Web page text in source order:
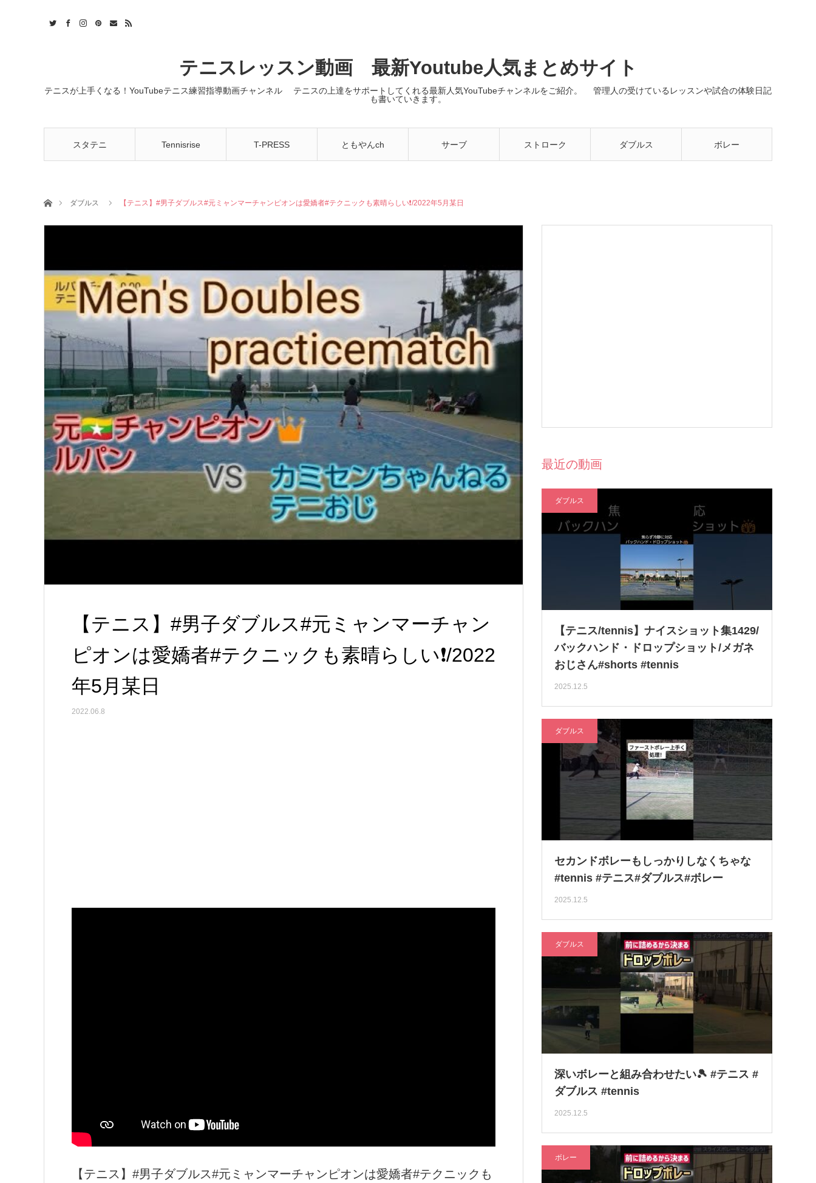
テニスレッスン動画 最新Youtube人気まとめサイト
テニスが上手くなる！YouTubeテニス練習指導動画チャンネル テニスの上達をサポートしてくれる最新人気YouTubeチャンネルをご紹介。 管理人の受けているレッスンや試合の体験日記
も書いていきます。
スタテニ Tennisrise T-PRESS ともやんch サーブ ストローク ダブルス ボレー
ホームダブルス 【テニス】#男子ダブルス#元ミャンマーチャンピオンは愛嬌者#テクニックも素晴らしい❗️/2022年5月某日
【テニス】#男子ダブルス#元ミャンマーチャン
ピオンは愛嬌者#テクニックも素晴らしい❗️/2022
年5月某日
2022.06.8
【テニス】#男子ダブルス#元ミャンマーチャンピオンは愛嬌者#テクニックも
最近の動画
ダブルス
【テニス/tennis】ナイスショット集1429/
バックハンド・ドロップショット/メガネ
おじさん#shorts #tennis
2025.12.5
ダブルス
セカンドボレーもしっかりしなくちゃな
#tennis #テニス#ダブルス#ボレー
2025.12.5
ダブルス
深いボレーと組み合わせたい🎾 #テニス #
ダブルス #tennis
2025.12.5
ボレー